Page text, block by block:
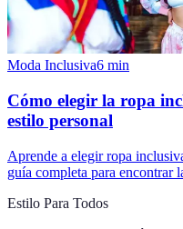
Moda Inclusiva6 min
Cómo elegir la ropa
estilo personal
Aprende a elegir ropa
guía completa para encontrar
Estilo Para Todos